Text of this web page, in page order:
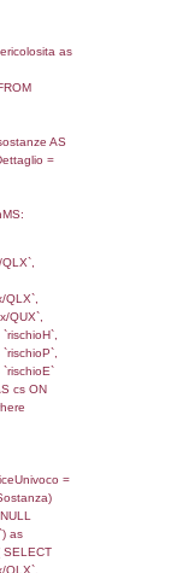
=
=
AND
=